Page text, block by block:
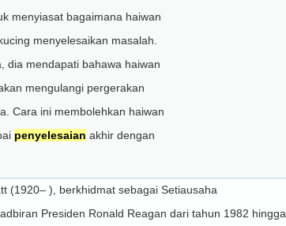
menyiasat bagaimana haiwan
menyelesaikan masalah.
dia mendapati bahawa haiwan
mengulangi pergerakan
Cara ini membolehkan haiwan
penyelesaian akhir dengan
(1920– ), berkhidmat sebagai Setiausaha
Presiden Ronald Reagan dari tahun 1982 hingga